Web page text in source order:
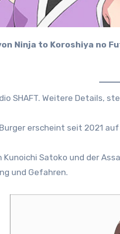
Ninja to Koroshiya no
SHAFT. Weitere Details,
erscheint seit 2021
Kunoichi Satoko und der
und Gefahren.